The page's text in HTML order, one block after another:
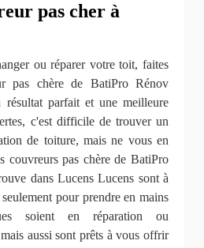
pas cher à
ou réparer votre toit, faites
pas chère de BatiPro Rénov
parfait et une meilleure
c'est difficile de trouver un
de toiture, mais ne vous en
couvreurs pas chère de BatiPro
dans Lucens Lucens sont à
pour prendre en mains
soient en réparation ou
aussi sont prêts à vous offrir